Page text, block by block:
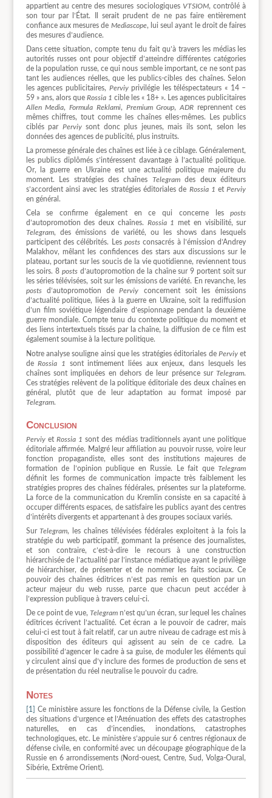
appartient au centre des mesures sociologiques VTSIOM, contrôlé à
son tour par l’État. Il serait prudent de ne pas faire entièrement
confiance aux mesures de Mediascope, lui seul ayant le droit de faires
des mesures d’audience.
Dans cette situation, compte tenu du fait qu’à travers les médias les
autorités russes ont pour objectif d’atteindre différentes catégories
de la population russe, ce qui nous semble important, ce ne sont pas
tant les audiences réelles, que les publics-cibles des chaînes. Selon
les agences publicitaires, Perviyprivilégie les téléspectateurs « 14 –
59 » ans, alors que Rossia 1 cible les « 18+ ». Les agences publicitaires
Allen Media,Formula Reklami, Premium Group, ADRreprennent ces
mêmes chiffres, tout comme les chaînes elles-mêmes. Les publics
ciblés par Perviysont donc plus jeunes, mais ils sont, selon les
données des agences de publicité, plus instruits.
La promesse générale des chaînes est liée à ce ciblage. Généralement,
les publics diplômés s’intéressent davantage à l’actualité politique.
Or, la guerre en Ukraine est une actualité politique majeure du
moment. Les stratégies des chaînes Telegramdes deux éditeurs
s’accordent ainsi avec les stratégies éditoriales de Rossia 1 etPerviy
en général.
Cela se confirme également en ce qui concerne lesposts
d’autopromotion des deux chaînes. Rossia 1met en visibilité, sur
Telegram, des émissions de variété, ou les shows dans lesquels
participent des célébrités. Les posts consacrés à l’émission d’Andrey
Malakhov, mêlant les confidences des stars aux discussions sur le
plateau, portant sur les soucis de la vie quotidienne, reviennent tous
les soirs. 8 postsd’autopromotion de la chaîne sur 9 portent soit sur
les séries télévisées, soit sur les émissions de variété. En revanche, les
posts d’autopromotion dePerviy concernent soit les émissions
d’actualité politique, liées à la guerre en Ukraine, soit la rediffusion
d’un film soviétique légendaire d’espionnage pendant la deuxième
guerre mondiale. Compte tenu du contexte politique du moment et
des liens intertextuels tissés par la chaîne, la diffusion de ce film est
également soumise à la lecture politique.
Notre analyse souligne ainsi que les stratégies éditoriales dePerviy et
deRossia 1
sont intimement liées aux enjeux, dans lesquels les
chaînes sont impliquées en dehors de leur présence surTelegram.
Ces stratégies relèvent de la politique éditoriale des deux chaînes en
général, plutôt que de leur adaptation au format imposé par
Telegram.
Conclusion
Perviy et Rossia 1 sont des médias traditionnels ayant une politique
éditoriale affirmée. Malgré leur affiliation au pouvoir russe, voire leur
fonction propagandiste, elles sont des institutions majeures de
formation de l’opinion publique en Russie. Le fait queTelegram
définit les formes de communication impacte très faiblement les
stratégies propres des chaînes fédérales, présentes sur la plateforme.
La force de la communication du Kremlin consiste en sa capacité à
occuper différents espaces, de satisfaire les publics ayant des centres
d’intérêts divergents et appartenant à des groupes sociaux variés.
SurTelegram, les chaînes télévisées fédérales exploitent à la fois la
stratégie du web participatif, gommant la présence des journalistes,
et son contraire, c’est-à-dire le recours à une construction
hiérarchisée de l’actualité par l’instance médiatique ayant le privilège
de hiérarchiser, de présenter et de nommer les faits sociaux. Ce
pouvoir des chaînes éditrices n’est pas remis en question par un
acteur majeur du web russe, parce que chacun peut accéder à
l’expression publique à travers celui-ci.
De ce point de vue, Telegramn’est qu’un écran, sur lequel les chaînes
éditrices écrivent l’actualité. Cet écran a le pouvoir de cadrer, mais
celui-ci est tout à fait relatif, car un autre niveau de cadrage est mis à
disposition des éditeurs qui agissent au sein de ce cadre. La
possibilité d’agencer le cadre à sa guise, de moduler les éléments qui
y circulent ainsi que d’y inclure des formes de production de sens et
de présentation du réel neutralise le pouvoir du cadre.
Notes
[1] Ce ministère assure les fonctions de la Défense civile, la Gestion
des situations d’urgence et l’Atténuation des effets des catastrophes
naturelles, en cas d’incendies, inondations, catastrophes
technologiques, etc. Le ministère s’appuie sur 6 centres régionaux de
défense civile, en conformité avec un découpage géographique de la
Russie en 6 arrondissements (Nord-ouest, Centre, Sud, Volga-Oural,
Sibérie, Extrême Orient).